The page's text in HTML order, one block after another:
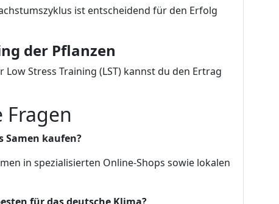
ist entscheidend für den Erfolg
der Pflanzen
Stress Training (LST) kannst du den Ertrag
Fragen
Samen kaufen?
in spezialisierten Online-Shops sowie lokalen